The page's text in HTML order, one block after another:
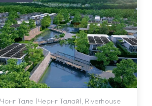
Чонг Тале (Чернг Талай), Riverhouse